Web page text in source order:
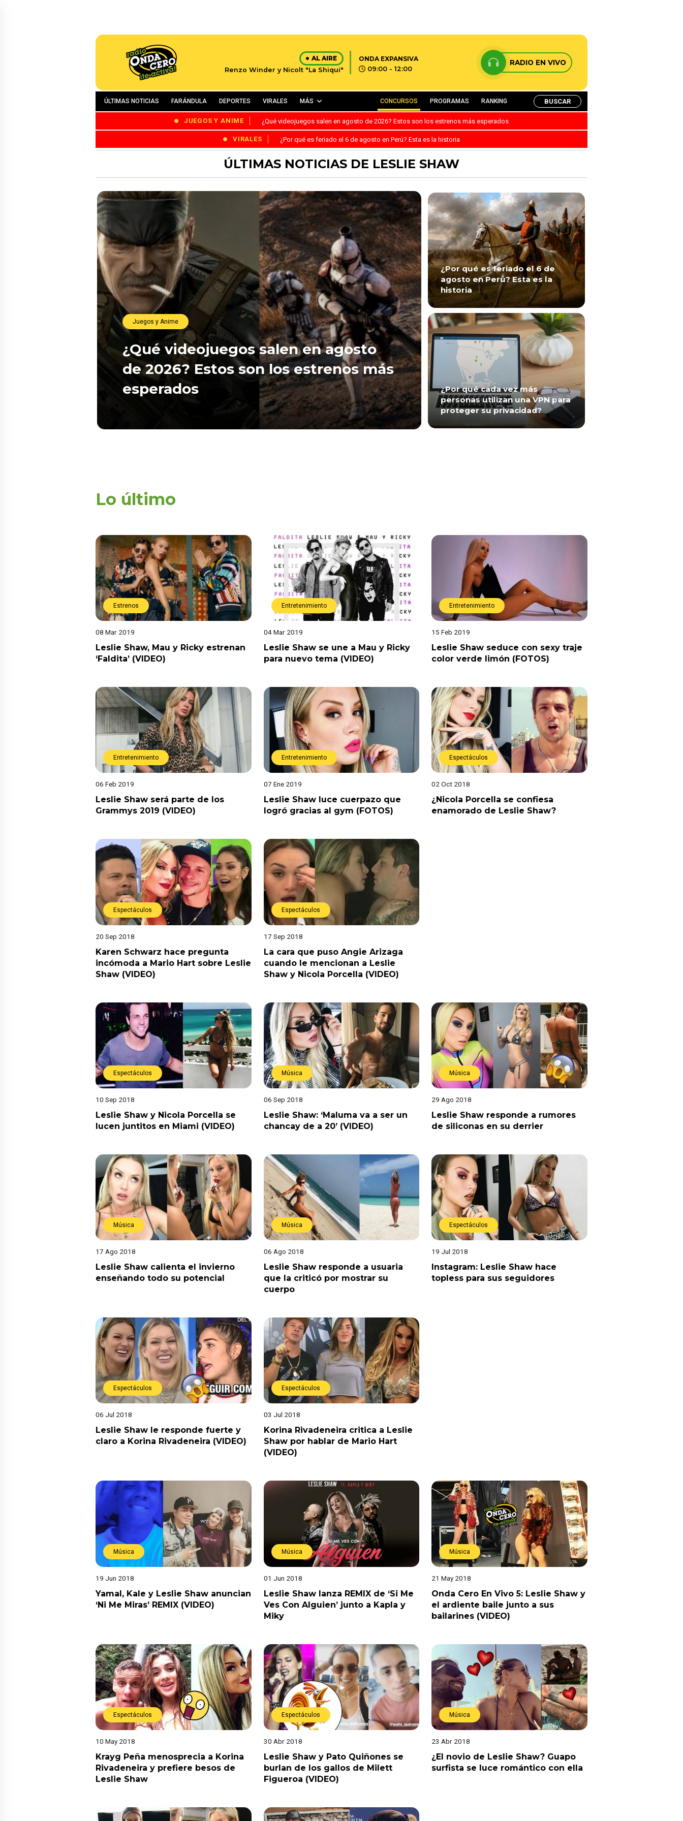
AL AIRE
Renzo Winder y Nicolt "La Shiqui"
ONDA EXPANSIVA
09:00 - 12:00
RADIO EN VIVO
ÚLTIMAS NOTICIAS FARÁNDULA DEPORTES VIRALES MÁS CONCURSOS PROGRAMAS RANKING BUSCAR
JUEGOS Y ANIME ¿Qué videojuegos salen en agosto de 2026? Estos son los estrenos más esperados
VIRALES ¿Por qué es feriado el 6 de agosto en Perú? Esta es la historia
ÚLTIMAS NOTICIAS DE LESLIE SHAW
Juegos y Anime
¿Qué videojuegos salen en agosto
de 2026? Estos son los estrenos más
esperados
¿Por qué es feriado el 6 de
agosto en Perú? Esta es la
historia
¿Por qué cada vez más
personas utilizan una VPN para
proteger su privacidad?
Lo último
Estrenos
08 Mar 2019
Leslie Shaw, Mau y Ricky estrenan
‘Faldita’ (VIDEO)
Entretenimiento
04 Mar 2019
Leslie Shaw se une a Mau y Ricky
para nuevo tema (VIDEO)
Entretenimiento
15 Feb 2019
Leslie Shaw seduce con sexy traje
color verde limón (FOTOS)
Entretenimiento
06 Feb 2019
Leslie Shaw será parte de los
Grammys 2019 (VIDEO)
Entretenimiento
07 Ene 2019
Leslie Shaw luce cuerpazo que
logró gracias al gym (FOTOS)
Espectáculos
02 Oct 2018
¿Nicola Porcella se confiesa
enamorado de Leslie Shaw?
Espectáculos
20 Sep 2018
Karen Schwarz hace pregunta
incómoda a Mario Hart sobre Leslie
Shaw (VIDEO)
Espectáculos
17 Sep 2018
La cara que puso Angie Arizaga
cuando le mencionan a Leslie
Shaw y Nicola Porcella (VIDEO)
Espectáculos
10 Sep 2018
Leslie Shaw y Nicola Porcella se
lucen juntitos en Miami (VIDEO)
Música
06 Sep 2018
Leslie Shaw: ‘Maluma va a ser un
chancay de a 20’ (VIDEO)
Música
29 Ago 2018
Leslie Shaw responde a rumores
de siliconas en su derrier
Música
17 Ago 2018
Leslie Shaw calienta el invierno
enseñando todo su potencial
Música
06 Ago 2018
Leslie Shaw responde a usuaria
que la criticó por mostrar su
cuerpo
Espectáculos
19 Jul 2018
Instagram: Leslie Shaw hace
topless para sus seguidores
Espectáculos
06 Jul 2018
Leslie Shaw le responde fuerte y
claro a Korina Rivadeneira (VIDEO)
Espectáculos
03 Jul 2018
Korina Rivadeneira critica a Leslie
Shaw por hablar de Mario Hart
(VIDEO)
Música
19 Jun 2018
Yamal, Kale y Leslie Shaw anuncian
‘Ni Me Miras’ REMIX (VIDEO)
Música
01 Jun 2018
Leslie Shaw lanza REMIX de ‘Si Me
Ves Con Alguien’ junto a Kapla y
Miky
Música
21 May 2018
Onda Cero En Vivo 5: Leslie Shaw y
el ardiente baile junto a sus
bailarines (VIDEO)
Espectáculos
10 May 2018
Krayg Peña menosprecia a Korina
Rivadeneira y prefiere besos de
Leslie Shaw
Espectáculos
30 Abr 2018
Leslie Shaw y Pato Quiñones se
burlan de los gallos de Milett
Figueroa (VIDEO)
Música
23 Abr 2018
¿El novio de Leslie Shaw? Guapo
surfista se luce romántico con ella